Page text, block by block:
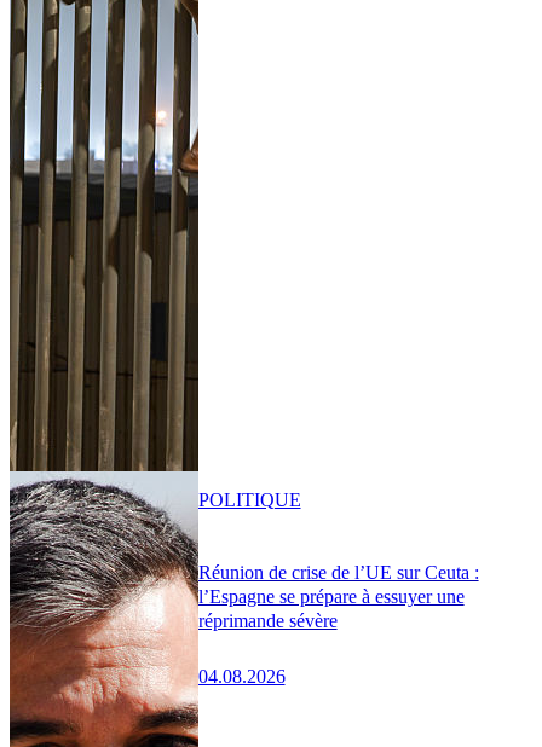
Réunion de crise de l’UE sur Ceuta :
l’Espagne se prépare à essuyer une
réprimande sévère
04.08.2026
POLITIQUE